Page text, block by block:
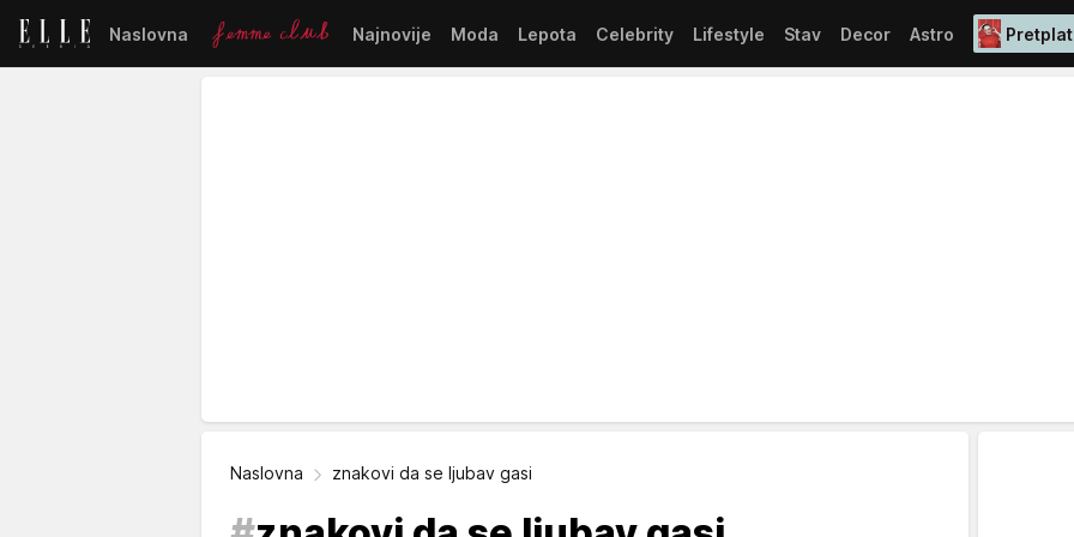
Naslovna Najnovije Moda Lepota Celebrity Lifestyle Stav Decor Astro
Naslovna znakovi da se ljubav gasi